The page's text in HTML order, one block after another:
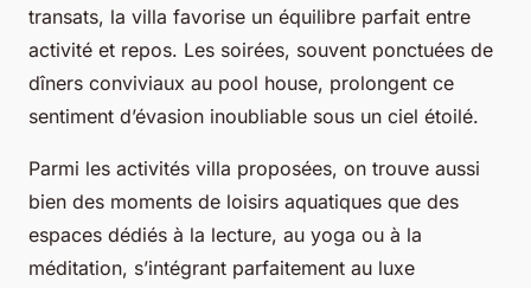
transats, la villa favorise un équilibre parfait entre
activité et repos. Les soirées, souvent ponctuées de
dîners conviviaux au pool house, prolongent ce
sentiment d’évasion inoubliable sous un ciel étoilé.
Parmi les activités villa proposées, on trouve aussi
bien des moments de loisirs aquatiques que des
espaces dédiés à la lecture, au yoga ou à la
méditation, s’intégrant parfaitement au luxe